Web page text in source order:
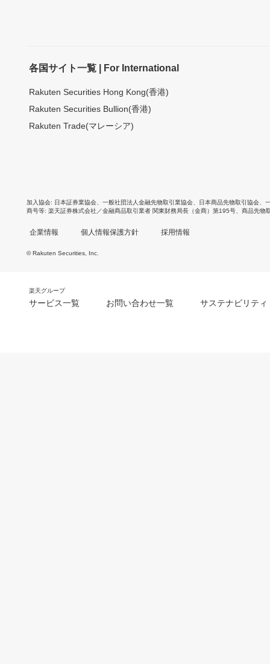
各国サイト一覧 | For International
Rakuten Securities Hong Kong(香港)
Rakuten Securities Bullion(香港)
Rakuten Trade(マレーシア)
加入協会 日本証券業協会 一般社団法人金融先物取引業協会 日本商品先物取引協会
商号等 楽天証券株式会社／金融商品取引業者 関東財務局長（金商）第195号、商品先物
企業情報 個人情報保護方針 採用情報
© Rakuten Securities, Inc.
楽天グループ
サービス一覧 お問い合わせ一覧 サステナビリティ